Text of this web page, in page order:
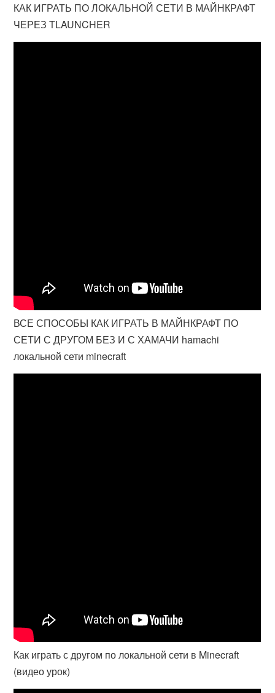
КАК ИГРАТЬ ПО ЛОКАЛЬНОЙ СЕТИ В МАЙНКРАФТ
ЧЕРЕЗ TLAUNCHER
ВСЕ СПОСОБЫ КАК ИГРАТЬ В МАЙНКРАФТ ПО
СЕТИ С ДРУГОМ БЕЗ И С ХАМАЧИ hamachi
локальной сети minecraft
Как играть с другом по локальной сети в Minecraft
(видео урок)